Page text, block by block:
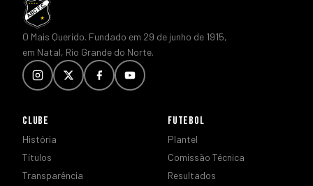
O Mais Querido. Fundado em 29 de junho de 1915,
em Natal, Rio Grande do Norte.
CLUBE
História
Títulos
Transparência
FUTEBOL
Plantel
Comissão Técnica
Resultados